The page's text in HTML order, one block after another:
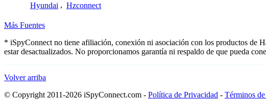
Hyundai , Hzconnect
Más Fuentes
* iSpyConnect no tiene afiliación, conexión ni asociación con los productos de
estar desactualizados. No proporcionamos garantía ni respaldo de que pueda
Volver arriba
© Copyright 2011-2026 iSpyConnect.com - Política de Privacidad - Términos